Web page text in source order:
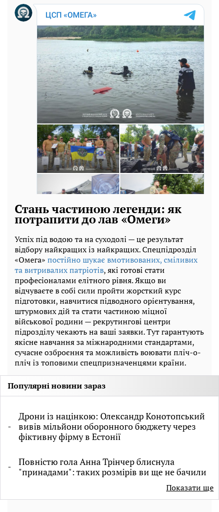
Стань частиною легенди: як
потрапити до лав «Омеги»
Успіх під водою та на суходолі — це результат
відбору найкращих із найкращих. Спецпідрозділ
«Омега» постійно шукає вмотивованих, сміливих
та витривалих патріотів, які готові стати
професіоналами елітного рівня. Якщо ви
відчуваєте в собі сили пройти жорсткий курс
підготовки, навчитися підводного орієнтування,
штурмових дій та стати частиною міцної
військової родини — рекрутингові центри
підрозділу чекають на ваші заявки. Тут гарантують
якісне навчання за міжнародними стандартами,
сучасне озброєння та можливість воювати пліч-о-
пліч із топовими спецпризначенцями країни.
Популярні новини зараз
Дрони із націнкою: Олександр Конотопський
вивів мільйони оборонного бюджету через
фіктивну фірму в Естонії
Повністю гола Анна Трінчер блиснула
"принадами": таких розмірів ви ще не бачили
Показати ще